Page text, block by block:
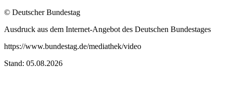
© Deutscher Bundestag
Ausdruck aus dem Internet-Angebot des Deutschen Bundestages
https://www.bundestag.de/mediathek/video
Stand: 05.08.2026